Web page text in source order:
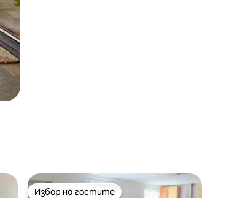
Избор на гостите